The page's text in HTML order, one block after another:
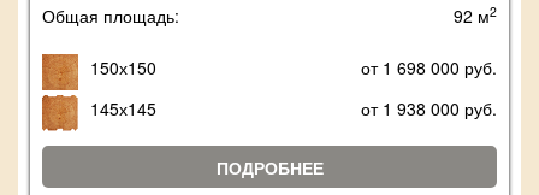
Общая площадь:
92 м2
150х150
от 1 698 000 руб.
145х145
от 1 938 000 руб.
ПОДРОБНЕЕ